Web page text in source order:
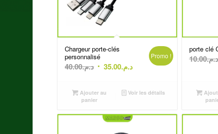
Chargeur porte-clés
personnalisé
د.م.40.00
Le
initial
était :
د.م.40.00.
د.م.35.00
Le
actuel
د.م.35.00.
Promo !
Ajouter au
panier
Voir les détails
porte clé
د.م.10.00